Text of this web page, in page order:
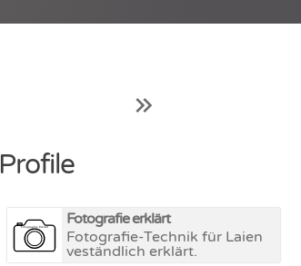
Profile
Fotografie erklärt
Fotografie-Technik für Laien
veständlich erklärt.